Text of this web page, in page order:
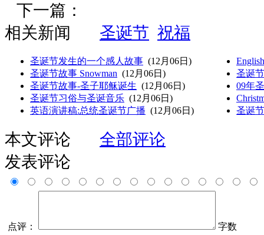
下一篇：
相关新闻
圣诞节 祝福
圣诞节发生的一个感人故事 (12月06日)
圣诞节故事 Snowman (12月06日)
圣诞节故事-圣子耶稣诞生 (12月06日)
圣诞节习俗与圣诞音乐 (12月06日)
英语演讲稿:总统圣诞节广播 (12月06日)
圣诞
09年
圣诞
本文评论
全部评论
发表评论
点评：
字数